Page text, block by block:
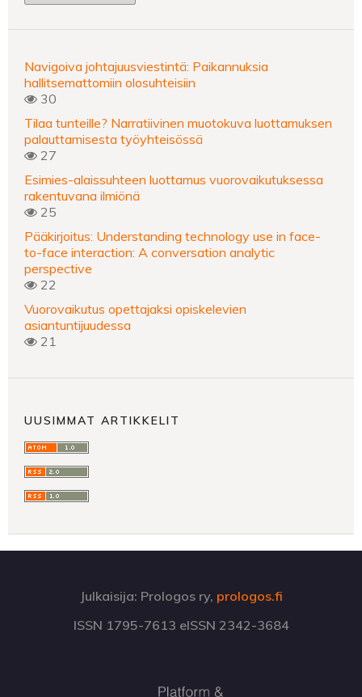
Navigoiva johtajuusviestintä: Paikannuksia
hallitsemattomiin olosuhteisiin
30
Tilaa tunteille? Narratiivinen muotokuva luottamuksen
palauttamisesta työyhteisössä
27
Esimies-alaissuhteen luottamus vuorovaikutuksessa
rakentuvana ilmiönä
25
Pääkirjoitus: Understanding technology use in face-
to-face interaction: A conversation analytic
perspective
22
Vuorovaikutus opettajaksi opiskelevien
asiantuntijuudessa
21
UUSIMMAT ARTIKKELIT
Julkaisija: Prologos ry, prologos.fi
ISSN 1795-7613 eISSN 2342-3684